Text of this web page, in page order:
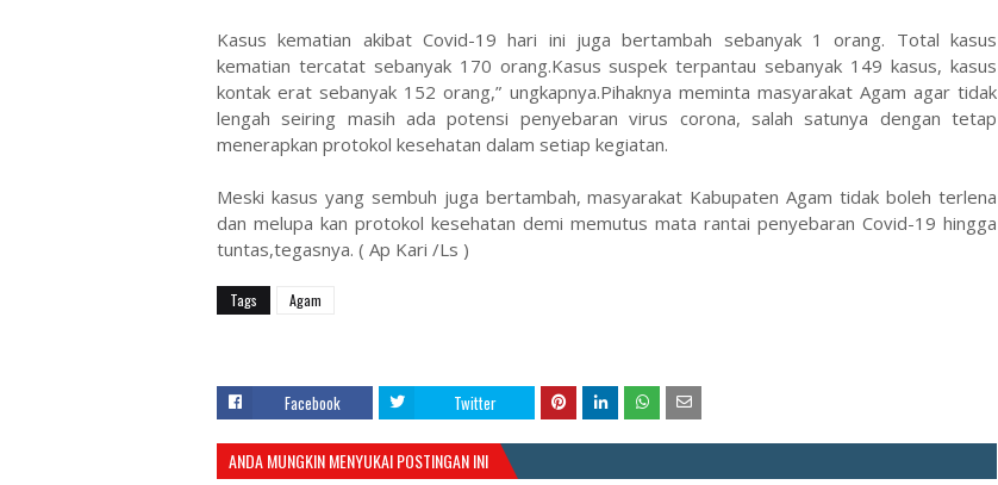
Kasus kematian akibat Covid-19 hari ini juga bertambah sebanyak 1 orang. Total kasus
kematian tercatat sebanyak 170 orang.Kasus suspek terpantau sebanyak 149 kasus, kasus
kontak erat sebanyak 152 orang,” ungkapnya.Pihaknya meminta masyarakat Agam agar tidak
lengah seiring masih ada potensi penyebaran virus corona, salah satunya dengan tetap
menerapkan protokol kesehatan dalam setiap kegiatan.
Meski kasus yang sembuh juga bertambah, masyarakat Kabupaten Agam tidak boleh terlena
dan melupa kan protokol kesehatan demi memutus mata rantai penyebaran Covid-19 hingga
tuntas,tegasnya. ( Ap Kari /Ls )
Tags Agam
Facebook Twitter
ANDA MUNGKIN MENYUKAI POSTINGAN INI